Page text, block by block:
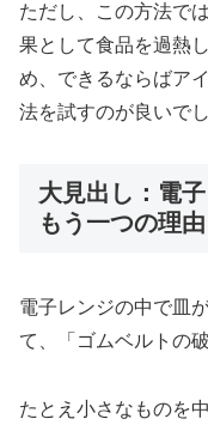
ただし、この方法で
果として食品を過熱
め、できるならばア
法を試すのが良いでし
大見出し：電
もう一つの理
電子レンジの中で皿
て、「ゴムベルトの
たとえ小さなものを